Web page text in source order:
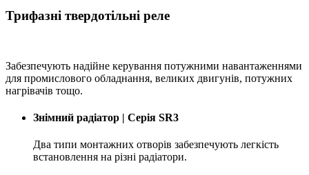
Трифазні твердотільні реле
Забезпечують надійне керування потужними навантаженнями
для промислового обладнання, великих двигунів, потужних
нагрівачів тощо.
Знімний радіатор | Серія SR3
Два типи монтажних отворів забезпечують легкість
встановлення на різні радіатори.